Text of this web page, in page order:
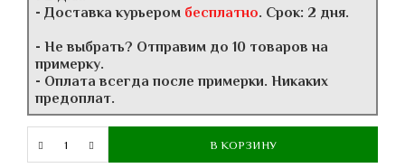
- Доставка курьером бесплатно. Срок: 2 дня.
- Не выбрать? Отправим до 10 товаров на
примерку.
- Оплата всегда после примерки. Никаких
предоплат.
В КОРЗИНУ